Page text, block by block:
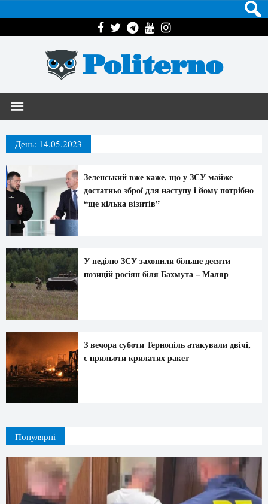
Politerno
День: 14.05.2023
Зеленський вже каже, що у ЗСУ майже
достатньо зброї для наступу і йому потрібно
“ще кілька візитів”
У неділю ЗСУ захопили більше десяти
позицій росіян біля Бахмута – Маляр
З вечора суботи Тернопіль атакували двічі,
є прильоти крилатих ракет
Популярні